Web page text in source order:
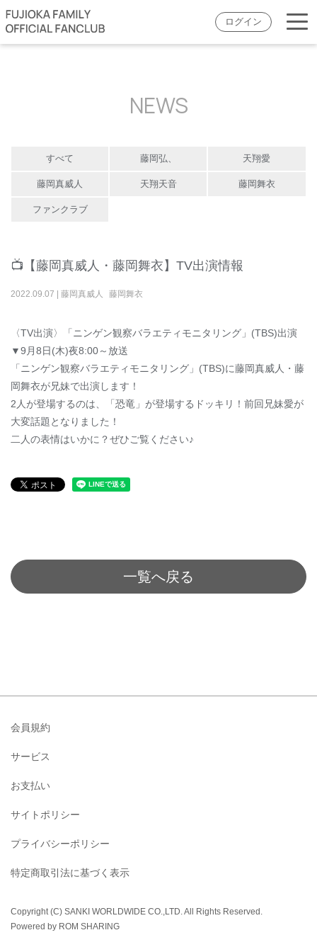
ログイン
NEWS
すべて 藤岡弘、 天翔愛
藤岡真威人 天翔天音 藤岡舞衣
ファンクラブ
📺【藤岡真威人・藤岡舞衣】TV出演情報
2022.09.07 藤岡真威人 藤岡舞衣
〈TV出演〉「ニンゲン観察バラエティモニタリング」(TBS)出演
▼9月8日(木)夜8:00～放送
「ニンゲン観察バラエティモニタリング」(TBS)に藤岡真威人・藤
岡舞衣が兄妹で出演します！
2人が登場するのは、「恐竜」が登場するドッキリ！前回兄妹愛が
大変話題となりました！
二人の表情はいかに？ぜひご覧ください♪
一覧へ戻る
会員規約
サービス
お支払い
サイトポリシー
プライバシーポリシー
特定商取引法に基づく表示
Copyright (C) SANKI WORLDWIDE CO.,LTD. All Rights Reserved.
Powered by ROM SHARING